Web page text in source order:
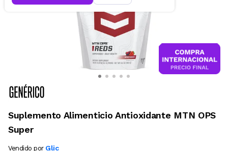
Suplemento Alimenticio Antioxidante MTN OPS
Super
Vendido por Glic